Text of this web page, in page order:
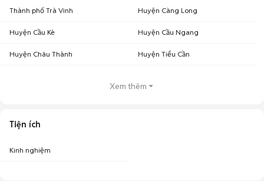
Thành phố Trà Vinh Huyện Càng Long
Huyện Cầu Kè Huyện Cầu Ngang
Huyện Châu Thành Huyện Tiểu Cần
Xem thêm
Tiện ích
Kinh nghiệm